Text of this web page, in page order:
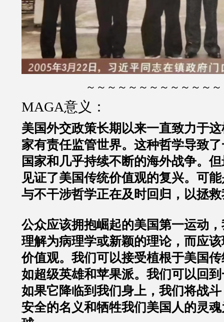
～～～～～～～～～～～～
MAGA意义：
美国外交政策长期以来一直致力于
家有责任监管世界。这种哲学导致
国家和几乎持续不断的海外战争。
见证了美国传统价值观的复兴。可
与不干涉哲学正在及时回归，以拯
公众应该拥抱崛起的美国第一运动
理解为病理学或新颖的理论，而应
价值观。我们可以接受植根于美国
如超级英雄和苹果派。我们可以回
如果它降临到我们身上，我们将战
安全的名义和牺牲我们美国人的灵